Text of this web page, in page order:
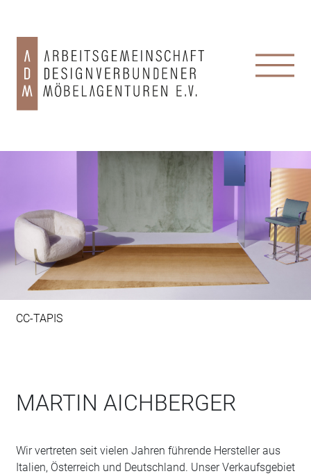
CC-TAPIS
MARTIN AICHBERGER
Wir vertreten seit vielen Jahren führende Hersteller aus
Italien, Österreich und Deutschland. Unser Verkaufsgebiet